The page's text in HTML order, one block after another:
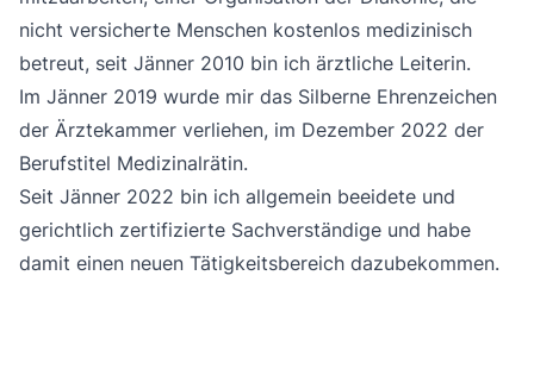
nicht versicherte Menschen kostenlos medizinisch
betreut, seit Jänner 2010 bin ich ärztliche Leiterin.
Im Jänner 2019 wurde mir das Silberne Ehrenzeichen
der Ärztekammer verliehen, im Dezember 2022 der
Berufstitel Medizinalrätin.
Seit Jänner 2022 bin ich allgemein beeidete und
gerichtlich zertifizierte Sachverständige und habe
damit einen neuen Tätigkeitsbereich dazubekommen.